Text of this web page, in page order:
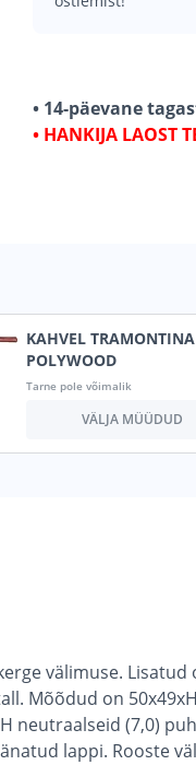
• 14-päevane
• HANKIJA LAOST
KAHVEL TRAMONTINA
POLYWOOD
Tarne pole võimalik
VÄLJA MÜÜDUD
välimuse.
on
neutraalseid (7,0)
lappi. Rooste